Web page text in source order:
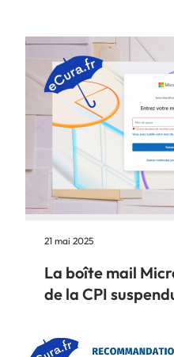
21 mai 2025
La boîte mail
de la CPI